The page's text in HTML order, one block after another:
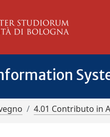
4.01 Contributo in